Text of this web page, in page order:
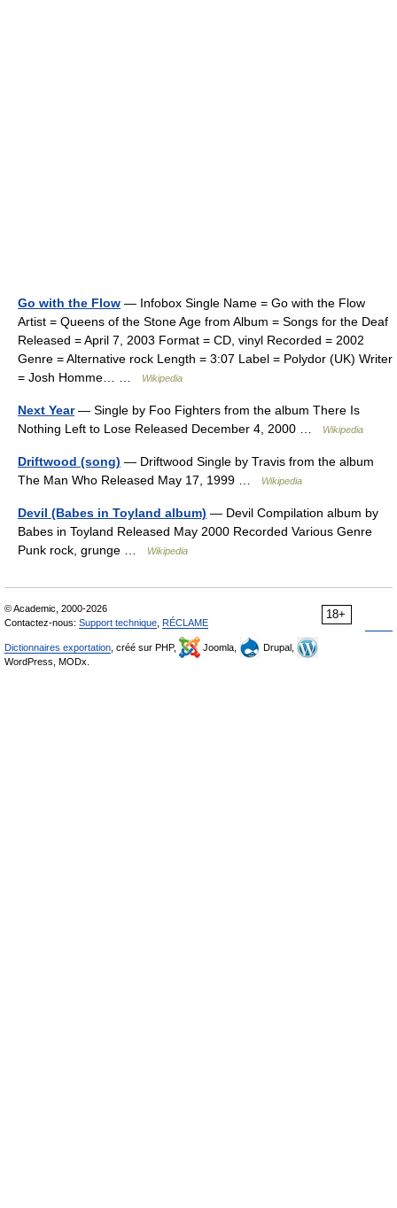
Go with the Flow — Infobox Single Name = Go with the Flow
Artist = Queens of the Stone Age from Album = Songs for the Deaf
Released = April 7, 2003 Format = CD, vinyl Recorded = 2002
Genre = Alternative rock Length = 3:07 Label = Polydor (UK) Writer
= Josh Homme… …
Wikipedia
Next Year— Single by Foo Fighters from the album There Is
Nothing Left to Lose Released December 4, 2000 …
Wikipedia
Driftwood (song) — Driftwood Single by Travis from the album
The Man Who Released May 17, 1999 …
Wikipedia
Devil (Babes in Toyland album) — Devil Compilation album by
Babes in Toyland Released May 2000 Recorded Various Genre
Punk rock, grunge …
Wikipedia
18+
© Academic, 2000-2026
Contactez-nous: Support technique RÉCLAME
Dictionnaires exportation , créé sur PHP, Joomla,
Drupal,
WordPress, MODx.